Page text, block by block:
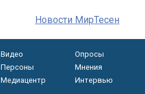
Новости МирТесен
Видео Опросы
Персоны
Мнения
Медиацентр
Интервью